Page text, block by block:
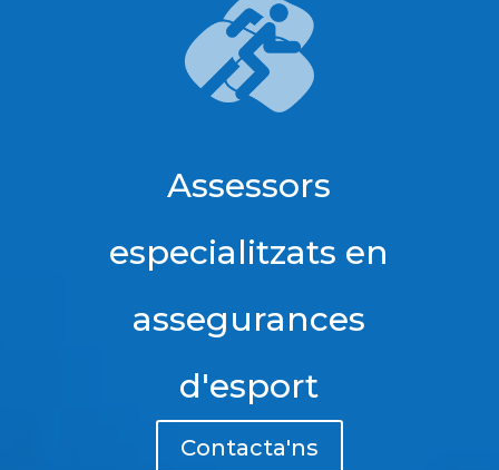
Assessors
especialitzats en
assegurances
d'esport
Contacta'ns